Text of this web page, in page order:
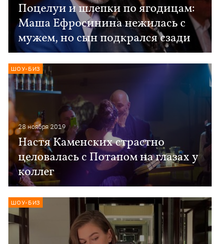
Поцелуи и шлепки по ягодицам:
Маша Ефросинина нежилась с
мужем, но сын подкрался сзади
28 ноября 2019
Настя Каменских страстно
целовалась с Потапом на глазах у
коллег
ШОУ-БИЗ
ШОУ-БИЗ